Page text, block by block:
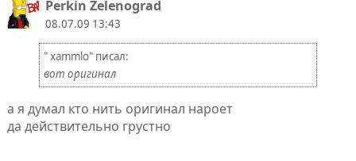
Perkin Zelenograd
08.07.09 13:43
" xammlo" писал:
вот оригинал
а я думал кто нить оригинал нароет
да действительно грустно